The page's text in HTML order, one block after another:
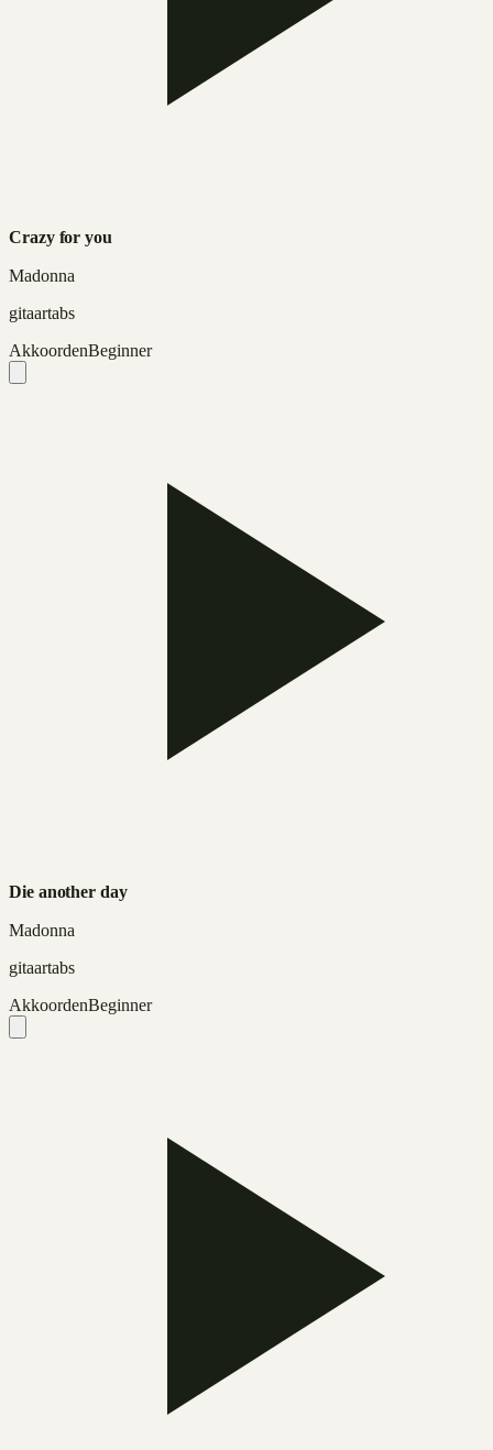
Crazy for you
Madonna
gitaartabs
AkkoordenBeginner
Die another day
Madonna
gitaartabs
AkkoordenBeginner